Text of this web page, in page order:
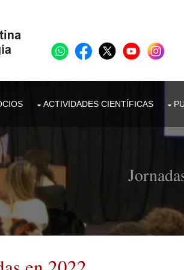
ACTIVIDADES CIENTÍFICAS